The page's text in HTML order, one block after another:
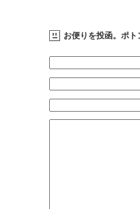
お便りを投函。ポト